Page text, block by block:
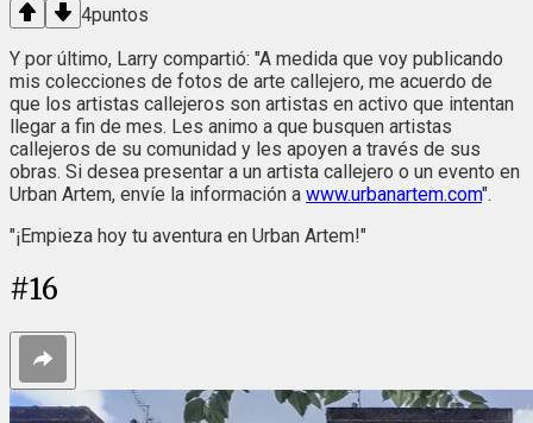
4puntos
Y por último, Larry compartió: "A medida que voy publicando
mis colecciones de fotos de arte callejero, me acuerdo de
que los artistas callejeros son artistas en activo que intentan
llegar a fin de mes. Les animo a que busquen artistas
callejeros de su comunidad y les apoyen a través de sus
obras. Si desea presentar a un artista callejero o un evento en
Urban Artem, envíe la información a www.urbanartem.com".
"¡Empieza hoy tu aventura en Urban Artem!"
#16